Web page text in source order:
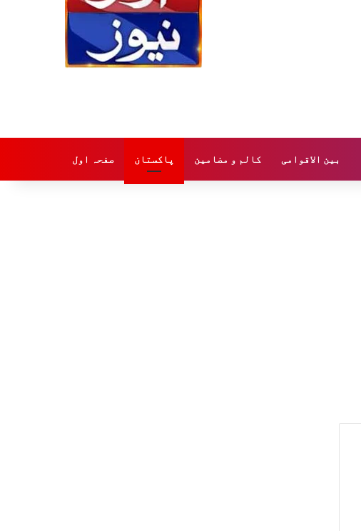
صفحہ اول پاکستان کالم و مضامین بین الاقوامی